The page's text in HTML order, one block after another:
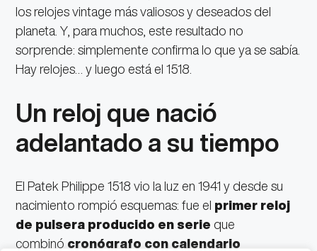
los relojes vintage más valiosos y deseados del
planeta. Y, para muchos, este resultado no
sorprende: simplemente confirma lo que ya se sabía.
Hay relojes… y luego está el 1518.
Un reloj que nació
adelantado a su tiempo
El Patek Philippe 1518 vio la luz en 1941 y desde su
nacimiento rompió esquemas: fue el primer reloj
de pulsera producido en serie que
combinó cronógrafo con calendario